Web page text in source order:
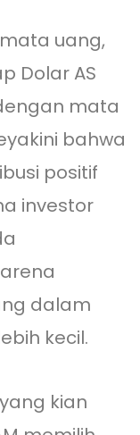
uang,
Dolar AS
mata
bahwa
positif
investor
dalam
kecil.
kian